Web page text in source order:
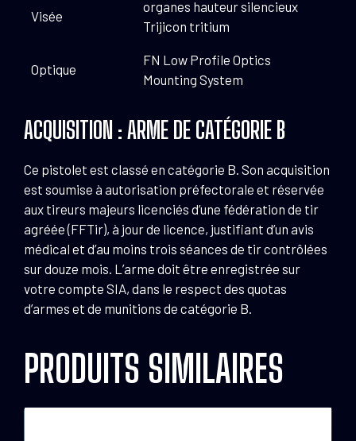
Visée
organes hauteur silencieux
Trijicon tritium
Optique
FN Low Profile Optics
Mounting System
ACQUISITION : ARME DE CATÉGORIE B
Ce pistolet est classé en catégorie B. Son acquisition
est soumise à autorisation préfectorale et réservée
aux tireurs majeurs licenciés d’une fédération de tir
agréée (FFTir), à jour de licence, justifiant d’un avis
médical et d’au moins trois séances de tir contrôlées
sur douze mois. L’arme doit être enregistrée sur
votre compte SIA, dans le respect des quotas
d’armes et de munitions de catégorie B.
PRODUITS SIMILAIRES